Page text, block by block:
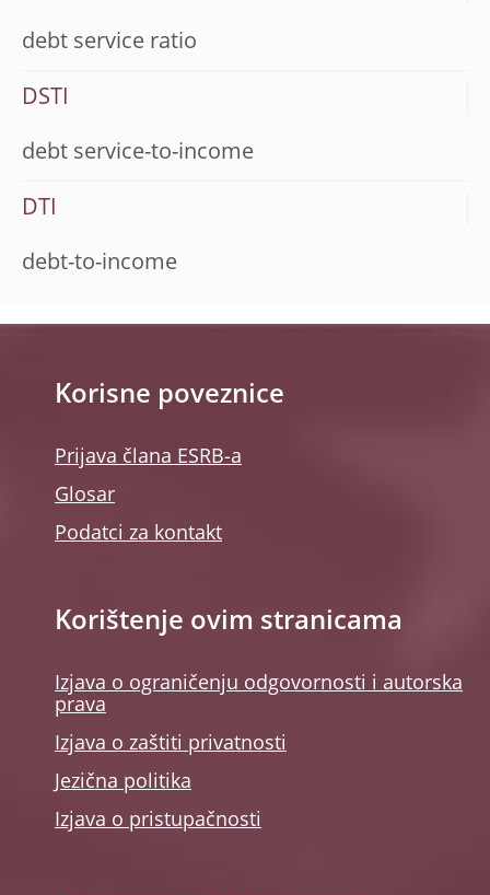
debt service ratio
DSTI
debt service-to-income
DTI
debt-to-income
Korisne poveznice
Prijava člana ESRB-a
Glosar
Podatci za kontakt
Korištenje ovim stranicama
Izjava o ograničenju odgovornosti i autorska
prava
Izjava o zaštiti privatnosti
Jezična politika
Izjava o pristupačnosti